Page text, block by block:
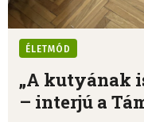
ÉLETMÓD
„A kutyának
– interjú a